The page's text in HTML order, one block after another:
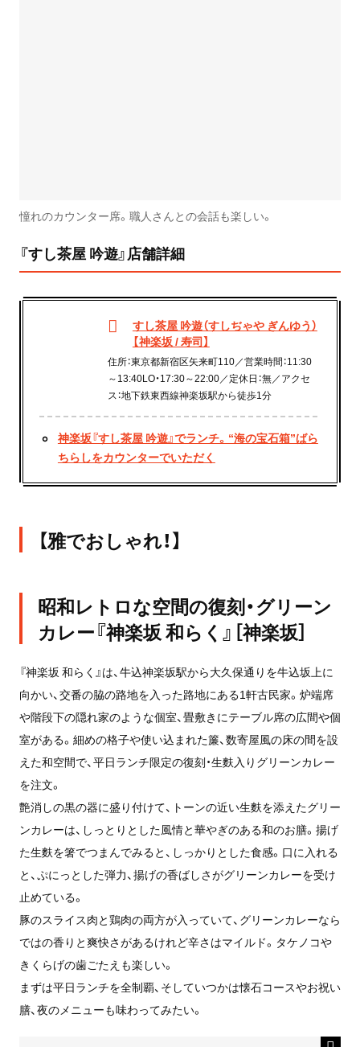
憧れのカウンター席。職人さんとの会話も楽しい。
『すし茶屋 吟遊』店舗詳細
すし茶屋 吟遊（すしぢゃや ぎんゆう）
【神楽坂 / 寿司】
住所：東京都新宿区矢来町110／営業時間：11:30
～13:40LO・17:30～22:00／定休日：無／アクセ
ス：地下鉄東西線神楽坂駅から徒歩1分
神楽坂『すし茶屋 吟遊』でランチ。“海の宝石箱”ばら
ちらしをカウンターでいただく
【雅でおしゃれ！】
昭和レトロな空間の復刻・グリーン
カレー『神楽坂 和らく』［神楽坂］
『神楽坂 和らく』は、牛込神楽坂駅から大久保通りを牛込坂上に
向かい、交番の脇の路地を入った路地にある1軒古民家。炉端席
や階段下の隠れ家のような個室、畳敷きにテーブル席の広間や個
室がある。細めの格子や使い込まれた簾、数寄屋風の床の間を設
えた和空間で、平日ランチ限定の復刻・生麩入りグリーンカレー
を注文。
艶消しの黒の器に盛り付けて、トーンの近い生麩を添えたグリー
ンカレーは、しっとりとした風情と華やぎのある和のお膳。揚げ
た生麩を箸でつまんでみると、しっかりとした食感。口に入れる
と、ぷにっとした弾力、揚げの香ばしさがグリーンカレーを受け
止めている。
豚のスライス肉と鶏肉の両方が入っていて、グリーンカレーなら
ではの香りと爽快さがあるけれど辛さはマイルド。タケノコや
きくらげの歯ごたえも楽しい。
まずは平日ランチを全制覇、そしていつかは懐石コースやお祝い
膳、夜のメニューも味わってみたい。